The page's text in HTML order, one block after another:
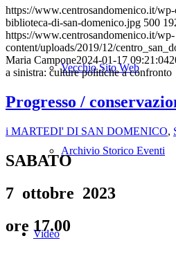
Vecchio Sito Web
Archivio Storico Eventi
Video
https://www.centrosandomenico.it/
biblioteca-di-san-domenico.jpg 500
https://www.centrosandomenico.it/wp-
content/uploads/2019/12/
Maria Campone2024-01-17 09:21:04
a sinistra: culture politiche a confronto
Progresso /
i MARTEDI' DI SAN DOMENICO,
SABATO
7 ottobre 2023
ore 17.00